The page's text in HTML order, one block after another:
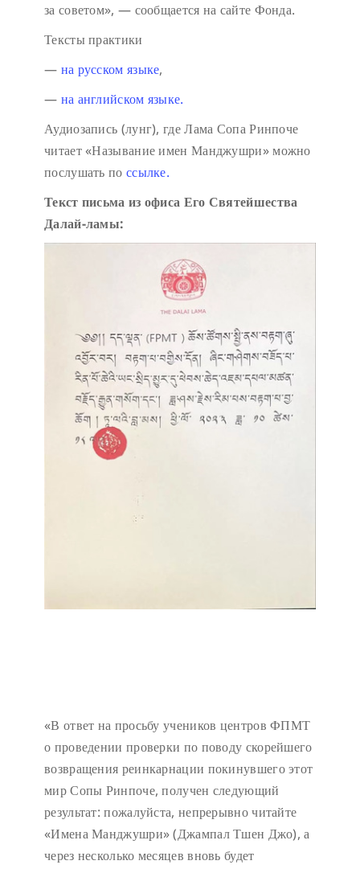
за советом», — сообщается на сайте Фонда.
Тексты практики
— на русском языке,
— на английском языке.
Аудиозапись (лунг), где Лама Сопа Ринпоче
читает «Называние имен Манджушри» можно
послушать по ссылке.
Текст письма из офиса Его Святейшества
Далай-ламы:
«В ответ на просьбу учеников центров ФПМТ
о проведении проверки по поводу скорейшего
возвращения реинкарнации покинувшего этот
мир Сопы Ринпоче, получен следующий
результат: пожалуйста, непрерывно читайте
«Имена Манджушри» (Джампал Тшен Джо), а
через несколько месяцев вновь будет